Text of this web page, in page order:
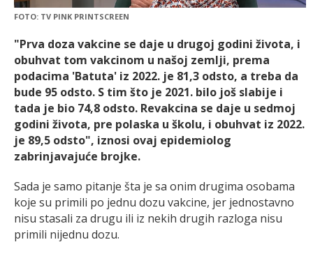
FOTO: TV PINK PRINTSCREEN
"Prva doza vakcine se daje u drugoj godini života, i
obuhvat tom vakcinom u našoj zemlji, prema
podacima 'Batuta' iz 2022. je 81,3 odsto, a treba da
bude 95 odsto. S tim što je 2021. bilo još slabije i
tada je bio 74,8 odsto. Revakcina se daje u sedmoj
godini života, pre polaska u školu, i obuhvat iz 2022.
je 89,5 odsto", iznosi ovaj epidemiolog
zabrinjavajuće brojke.
Sada je samo pitanje šta je sa onim drugima osobama
koje su primili po jednu dozu vakcine, jer jednostavno
nisu stasali za drugu ili iz nekih drugih razloga nisu
primili nijednu dozu.